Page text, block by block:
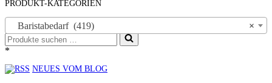
PRODUKT-KATEGORIEN
×
Baristabedarf (419)
Suchen
nach …
*
NEUES VOM BLOG